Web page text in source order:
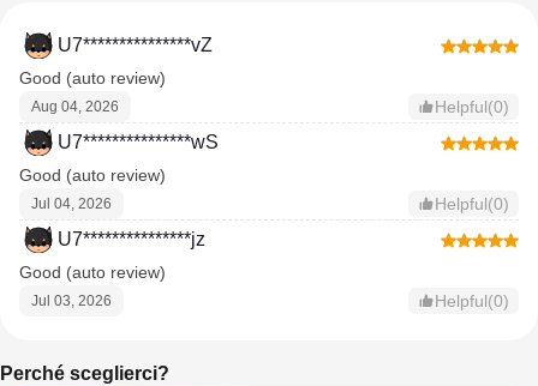
U7***************vZ
Good (auto review)
Aug 04, 2026 Helpful(0)
U7***************wS
Good (auto review)
Jul 04, 2026 Helpful(0)
U7***************jz
Good (auto review)
Jul 03, 2026 Helpful(0)
Perché sceglierci?